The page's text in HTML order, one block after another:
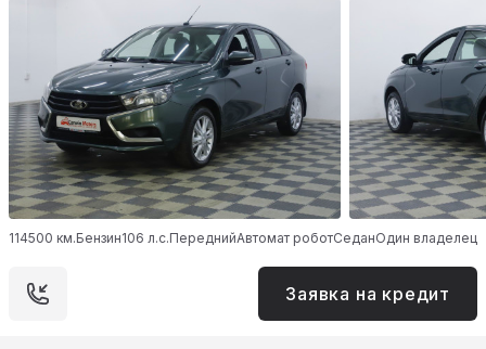
114500 км.Бензин106 л.с.ПереднийАвтомат роботСеданОдин владелец
Заявка на кредит